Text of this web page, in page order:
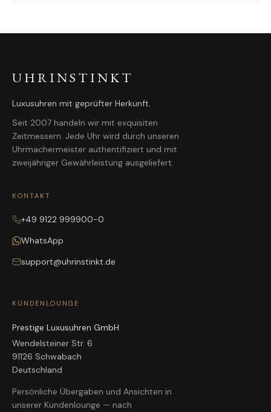
UHRINSTINKT
Luxusuhren mit geprüfter Herkunft.
Seit 2007 handeln wir mit exquisiten
Zeitmessern. Jede Uhr wird durch unseren
Uhrmachermeister authentifiziert und mit
zweijähriger Gewährleistung ausgeliefert.
KONTAKT
+49 9122 999900-0
WhatsApp
support@uhrinstinkt.de
KUNDENLOUNGE
Prestige Luxusuhren GmbH
Wendelsteiner Str. 6
91126 Schwabach
Deutschland
Persönliche Übergaben und Ansichten in
unserer Kundenlounge — nach